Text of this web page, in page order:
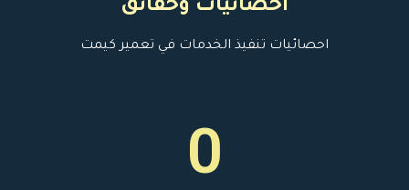
احصائيات وحقائق
احصائيات تنفيذ الخدمات في تعمير كيمت
0